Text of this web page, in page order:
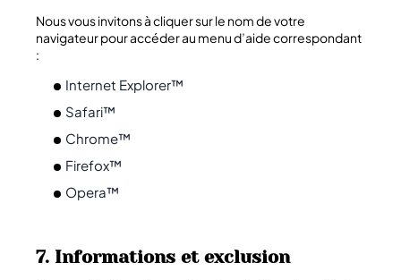
Nous vous invitons à cliquer sur le nom de votre
navigateur pour accéder au menu d’aide correspondant
:
Internet Explorer™
Safari™
Chrome™
Firefox™
Opera™
7. Informations et exclusion